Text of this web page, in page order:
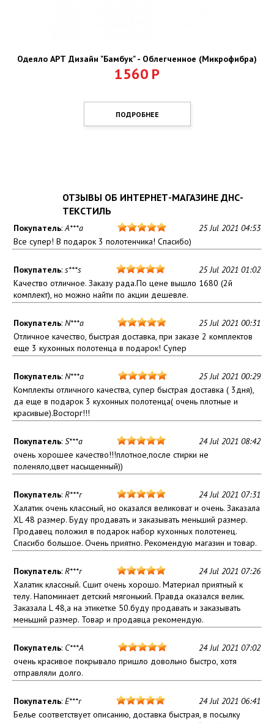
Одеяло АРТ Дизайн "Бамбук" - Облегченное (Микрофибра)
1560 Р
ПОДРОБНЕЕ
ОТЗЫВЫ ОБ ИНТЕРНЕТ-МАГАЗИНЕ ДНС-
ТЕКСТИЛЬ
Покупатель:A***a
25 Jul 2021 04:53
Все супер! В подарок 3 полотенчика! Спасибо)
Покупатель: s***s
25 Jul 2021 01:02
Качество отличное. Заказу рада.По цене вышло 1680 (2й
комплект), но можно найти по акции дешевле.
Покупатель: N***a
25 Jul 2021 00:31
Отличное качество, быстрая доставка, при заказе 2 комплектов
еще 3 кухонных полотенца в подарок! Супер
Покупатель: N***a
25 Jul 2021 00:29
Комплекты отличного качества, супер быстрая доставка ( 3дня),
да еще в подарок 3 кухонных полотенца( очень плотные и
красивые).Восторг!!!
Покупатель: S***a
24 Jul 2021 08:42
очень хорошее качество!!!плотное,после стирки не
поленяло,цвет насыщенный))
Покупатель: R***r
24 Jul 2021 07:31
Халатик очень классный, но оказался великоват и очень. Заказала
XL 48 размер. Буду продавать и заказывать меньший размер.
Продавец положил в подарок набор кухонных полотенец.
Спасибо большое. Очень приятно. Рекомендую магазин и товар.
Покупатель: R***r
24 Jul 2021 07:26
Халатик классный. Сшит очень хорошо. Материал приятный к
телу. Напоминает детский мягонький. Правда оказался велик.
Заказала L 48,а на этикетке 50.буду продавать и заказывать
меньший размер. Товар и продавца рекомендую.
Покупатель: C***A
24 Jul 2021 07:02
очень красивое покрывало пришло довольно быстро, хотя
отправляли долго.
Покупатель: E***r
24 Jul 2021 06:41
Белье соответствует описанию, доставка быстрая, в посылку